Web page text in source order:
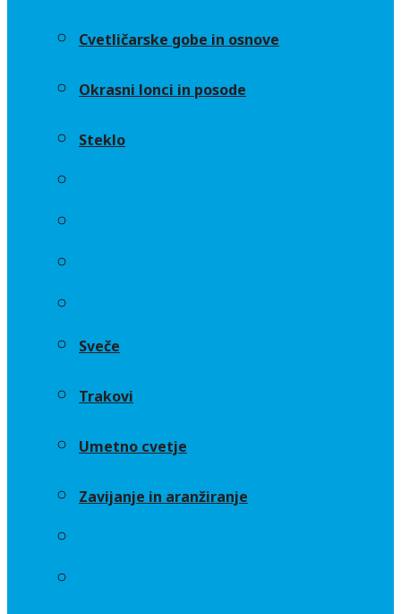
Cvetličarske gobe in osnove
Okrasni lonci in posode
Steklo
Sveče
Trakovi
Umetno cvetje
Zavijanje in aranžiranje